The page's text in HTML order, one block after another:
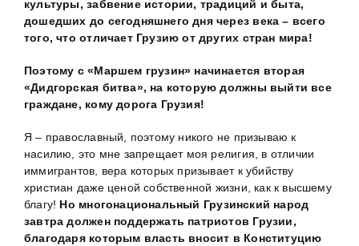
культуры, забвение истории, традиций и быта,
дошедших до сегодняшнего дня через века – всего
того, что отличает Грузию от других стран мира!
Поэтому с «Маршем грузин» начинается вторая
«Дидгорская битва», на которую должны выйти все
граждане, кому дорога Грузия!
Я – православный, поэтому никого не призываю к
насилию, это мне запрещает моя религия, в отличии
иммигрантов, вера которых призывает к убийству
христиан даже ценой собственной жизни, как к высшему
благу! Но многонациональный Грузинский народ
завтра должен поддержать патриотов Грузии,
благодаря которым власть вносит в Конституцию